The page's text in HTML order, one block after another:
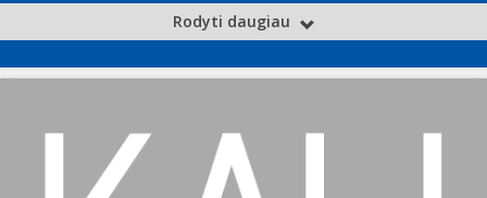
Rodyti daugiau